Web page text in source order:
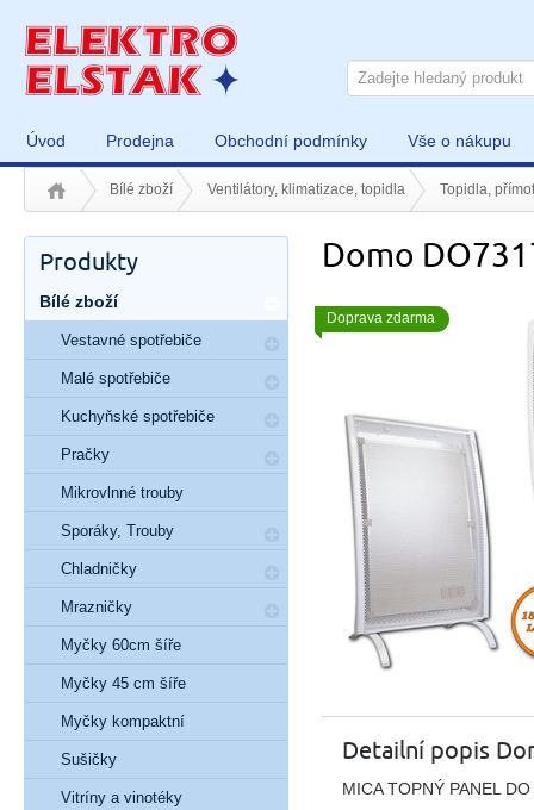
Úvod Prodejna Obchodní podmínky Vše o nákupu
Bílé zboží Ventilátory, klimatizace, topidla Topidla,
Domo
Doprava zdarma
Detailní popis
MICA TOPNÝ PANEL
Produkty
Bílé zboží
Vestavné spotřebiče
Malé spotřebiče
Kuchyňské spotřebiče
Pračky
Mikrovlnné trouby
Sporáky, Trouby
Chladničky
Mrazničky
Myčky 60cm šíře
Myčky 45 cm šíře
Myčky kompaktní
Sušičky
Vitríny a vinotéky